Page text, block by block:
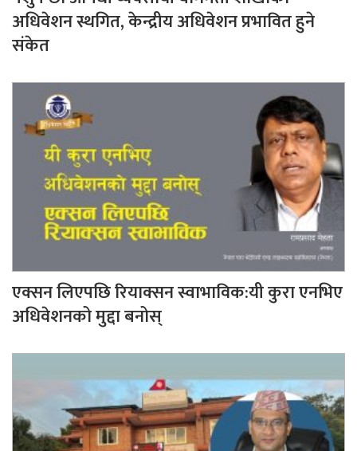
अधिवेशन स्थगित, केन्द्रीय अधिवेशन प्रभावित हुने
संकेत
एक्सन लिएपछि रियाक्सन स्वाभाविक:यी कुरा एनभिए
अधिवेशनको मुद्दा बनोस्